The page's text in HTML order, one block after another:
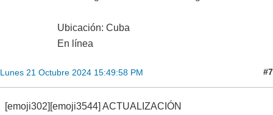
Ubicación: Cuba
En línea
Lunes 21 Octubre 2024 15:49:58 PM #7
[emoji302][emoji3544] ACTUALIZACIÓN